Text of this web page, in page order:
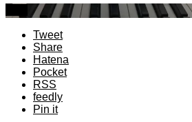
Tweet
Share
Hatena
Pocket
RSS
feedly
Pin it